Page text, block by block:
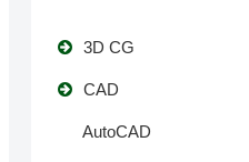
3D CG
CAD
AutoCAD